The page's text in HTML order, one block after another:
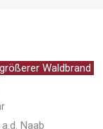
Waldbrand
Naab